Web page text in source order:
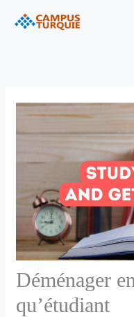
Déménager
qu’étudiant